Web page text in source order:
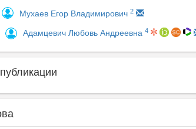
Мухаев Егор Владимирович 2
Адамцевич Любовь Андреевна 4